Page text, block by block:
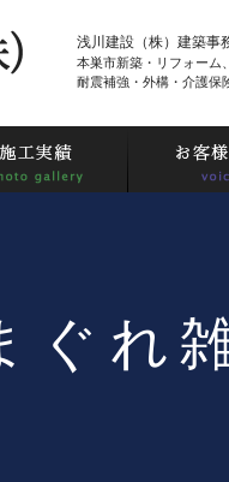
浅川建設（株）建築事
本巣市新築・リフォーム
耐震補強・外構・介護保
ぐれ